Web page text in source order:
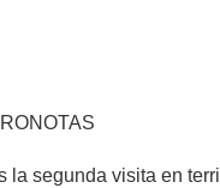
la segunda visita en